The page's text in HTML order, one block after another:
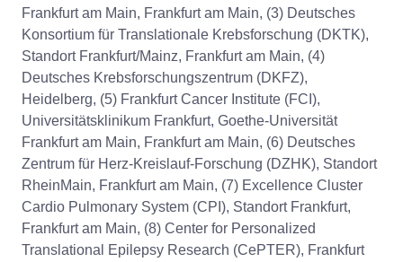
Frankfurt am Main, Frankfurt am Main, (3) Deutsches
Konsortium für Translationale Krebsforschung (DKTK),
Standort Frankfurt/Mainz, Frankfurt am Main, (4)
Deutsches Krebsforschungszentrum (DKFZ),
Heidelberg, (5) Frankfurt Cancer Institute (FCI),
Universitätsklinikum Frankfurt, Goethe-Universität
Frankfurt am Main, Frankfurt am Main, (6) Deutsches
Zentrum für Herz-Kreislauf-Forschung (DZHK), Standort
RheinMain, Frankfurt am Main, (7) Excellence Cluster
Cardio Pulmonary System (CPI), Standort Frankfurt,
Frankfurt am Main, (8) Center for Personalized
Translational Epilepsy Research (CePTER), Frankfurt